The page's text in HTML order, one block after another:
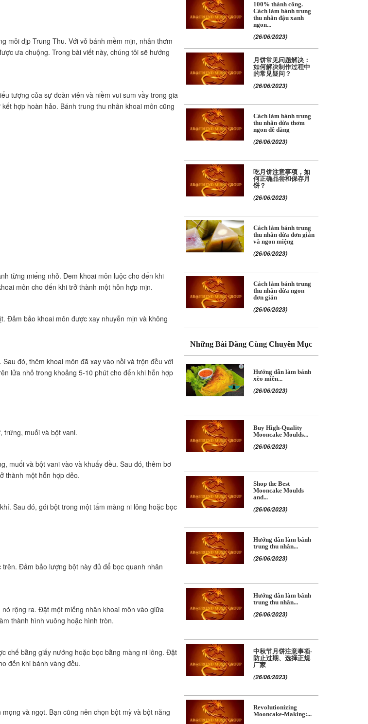
mỗi dịp Trung Thu. Với vỏ bánh mềm mịn, nhân thơm
ưa chuộng. Trong bài viết này, chúng tôi sẽ hướng
tượng của sự đoàn viên và niềm vui sum vầy trong gia
hợp hoàn hảo. Bánh trung thu nhân khoai môn cũng
từng miếng nhỏ. Đem khoai môn luộc cho đến khi
môn cho đến khi trở thành một hỗn hợp mịn.
Đảm bảo khoai môn được xay nhuyễn mịn và không
đó, thêm khoai môn đã xay vào nồi và trộn đều với
lửa nhỏ trong khoảng 5-10 phút cho đến khi hỗn hợp
trứng, muối và bột vani.
muối và bột vani vào và khuấy đều. Sau đó, thêm bơ
thành một hỗn hợp dẻo.
Sau đó, gói bột trong một tấm màng ni lông hoặc bọc
Đảm bảo lượng bột này đủ để bọc quanh nhân
rộng ra. Đặt một miếng nhân khoai môn vào giữa
thành hình vuông hoặc hình tròn.
chế bằng giấy nướng hoặc bọc bằng màng ni lông. Đặt
đến khi bánh vàng đều.
và ngọt. Bạn cũng nên chọn bột mỳ và bột năng
100% thành công.
Cách làm bánh trung
thu nhân đậu xanh
ngon...
(26/06/2023)
月饼常见问题解决：
如何解决制作过程中
的常见疑问？
(26/06/2023)
Cách làm bánh trung
thu nhân dừa thơm
ngon dễ dàng
(26/06/2023)
吃月饼注意事项，如
何正确品尝和保存月
饼？
(26/06/2023)
Cách làm bánh trung
thu nhân dừa đơn giản
và ngon miệng
(26/06/2023)
Cách làm bánh trung
thu nhân dừa ngon
đơn giản
(26/06/2023)
Những Bài Đăng Cùng Chuyên Mục
Hướng dẫn làm bánh
xèo miền...
(26/06/2023)
Buy High-Quality
Mooncake Moulds...
(26/06/2023)
Shop the Best
Mooncake Moulds
and...
(26/06/2023)
Hướng dẫn làm bánh
trung thu nhân...
(26/06/2023)
Hướng dẫn làm bánh
trung thu nhân...
(26/06/2023)
中秋节月饼注意事项-
防止过期、选择正规
厂家
(26/06/2023)
Revolutionizing
Mooncake-Making:...